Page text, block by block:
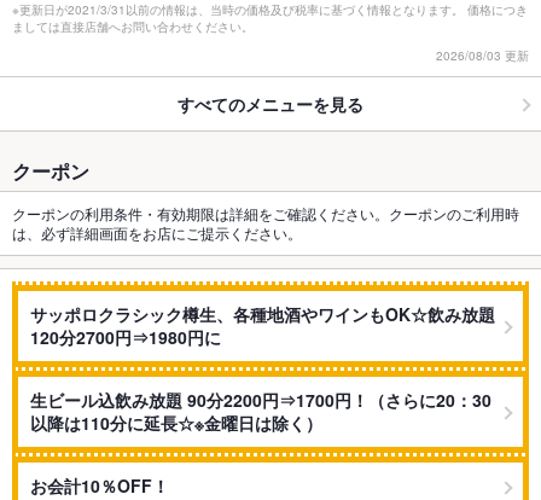
※更新日が2021/3/31以前の情報は、当時の価格及び税率に基づく情報となります。 価格につき
ましては直接店舗へお問い合わせください。
2026/08/03 更新
すべてのメニューを見る
クーポン
クーポンの利用条件・有効期限は詳細をご確認ください。クーポンのご利用時
は、必ず詳細画面をお店にご提示ください。
サッポロクラシック樽生、各種地酒やワインもOK☆飲み放題
120分2700円⇒1980円に
生ビール込飲み放題 90分2200円⇒1700円！（さらに20：30
以降は110分に延長☆※金曜日は除く）
お会計10％OFF！